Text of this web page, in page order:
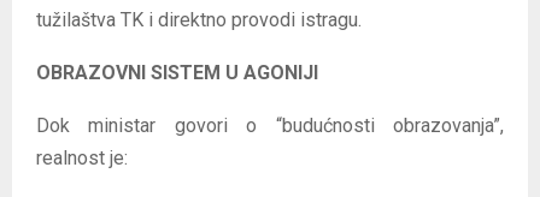
tužilaštva TK i direktno provodi istragu.
OBRAZOVNI SISTEM U AGONIJI
Dok ministar govori o “budućnosti obrazovanja”,
realnost je: